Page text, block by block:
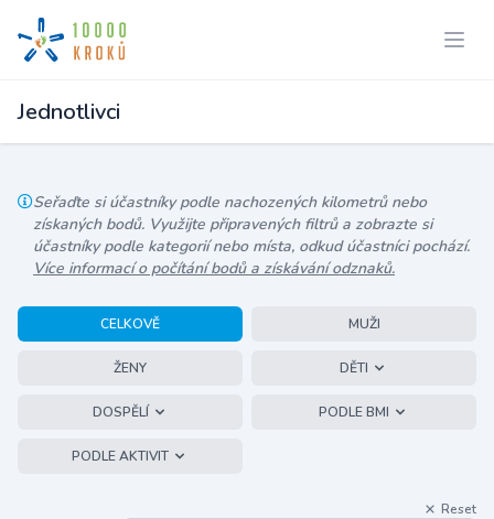
Jednotlivci
Seřaďte si účastníky podle nachozených kilometrů nebo
získaných bodů. Využijte připravených filtrů a zobrazte si
účastníky podle kategorií nebo místa, odkud účastníci pochází.
Více informací o počítání bodů a získávání odznaků.
CELKOVĚ MUŽI
ŽENY DĚTI
DOSPĚLÍ PODLE BMI
PODLE AKTIVIT
Reset